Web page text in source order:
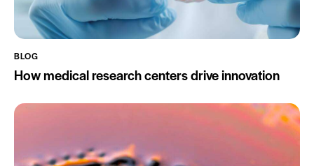
BLOG
How medical research centers drive innovation